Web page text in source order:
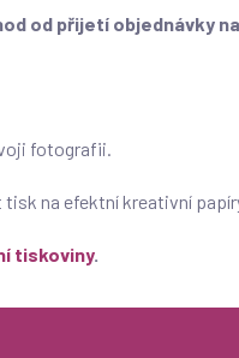
od přijetí objednávky
fotografii.
na efektní kreativní
tiskoviny.